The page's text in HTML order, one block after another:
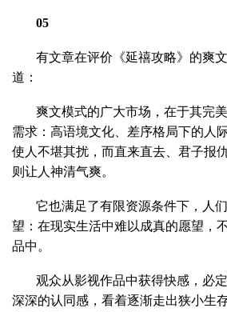
05
有文章在评价《延禧攻略》的爽
道：
爽文模式的广大市场，在于其完
需求：高语境文化、差序格局下的人
使人不堪其扰，而直来直去、君子报
则让人神清气爽。
它也满足了有限资源条件下，人
望：在现实生活中难以成真的愿望，
品中。
观众从影视作品中获得快感，必
深深的认同感，看着逐渐走出狭小生